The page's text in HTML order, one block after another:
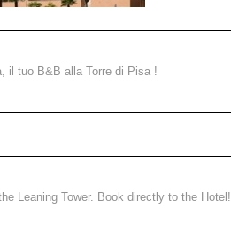
il tuo B&B alla Torre di Pisa !
Leaning Tower. Book directly to the Hotel!